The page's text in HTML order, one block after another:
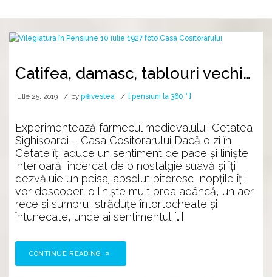
Catifea, damasc, tablouri vechi…
iulie 25, 2019 by p⊕vestea [ pensiuni la 360 ° ]
Experimentează farmecul medievalului. Cetatea
Sighișoarei – Casa Cositorarului Dacă o zi în
Cetate îţi aduce un sentiment de pace şi linişte
interioară, încercat de o nostalgie suavă şi îţi
dezvăluie un peisaj absolut pitoresc, nopţile îţi
vor descoperi o linişte mult prea adâncă, un aer
rece şi sumbru, străduţe întortocheate şi
întunecate, unde ai sentimentul […]
CONTINUE READING